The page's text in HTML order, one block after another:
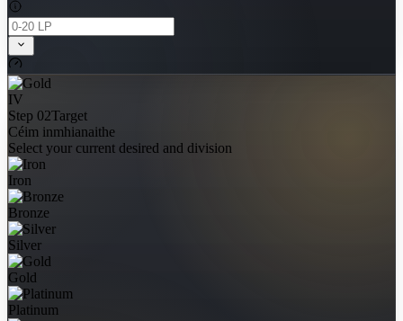
IV
Step 02Target
Céim inmhianaithe
Select your current desired and division
Iron
Bronze
Silver
Gold
Platinum